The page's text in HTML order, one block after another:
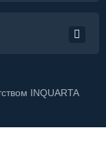
INQUARTA